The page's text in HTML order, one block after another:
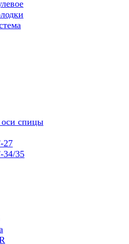
оси спицы
27
34/35